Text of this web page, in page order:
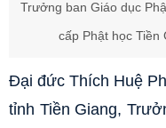
Trưởng ban Giáo dục
cấp Phật học Tiền
Đại đức Thích Huệ
tỉnh Tiền Giang,